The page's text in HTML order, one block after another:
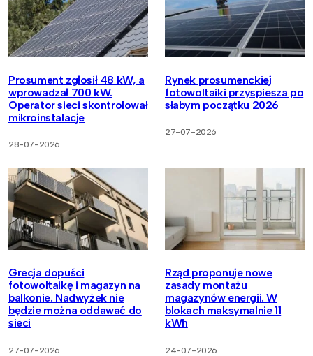
Prosument zgłosił 48 kW, a
wprowadzał 700 kW.
Operator sieci skontrolował
mikroinstalacje
28-07-2026
Rynek prosumenckiej
fotowoltaiki przyspiesza po
słabym początku 2026
27-07-2026
Grecja dopuści
fotowoltaikę i magazyn na
balkonie. Nadwyżek nie
będzie można oddawać do
sieci
27-07-2026
Rząd proponuje nowe
zasady montażu
magazynów energii. W
blokach maksymalnie 11
kWh
24-07-2026